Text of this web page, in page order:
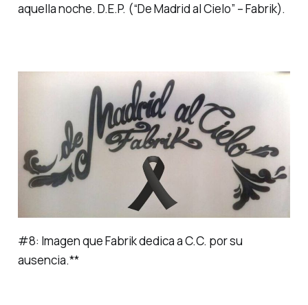
aquella noche. D.E.P. (“De Madrid al Cielo” – Fabrik).
#8: Imagen que Fabrik dedica a C.C. por su
ausencia.**